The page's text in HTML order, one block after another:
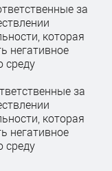
за
которая
негативное
среду
за
которая
негативное
среду